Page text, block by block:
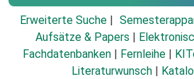
Erweiterte Suche
Aufsätze & Papers
Fachdatenbanken
Fernleihe
Literaturwunsch